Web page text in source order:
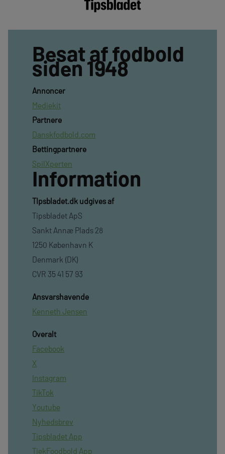
Besat af fodbold
siden 1948
Annoncer
Mediekit
Partnere
Danskfodbold.com
Bettingpartnere
SpilXperten
Information
TIpsbladet.dk udgives af
Tipsbladet ApS
Sankt Annæ Plads 28
1250 København K
Denmark (DK)
CVR 35 41 57 93
Ansvarshavende
Kenneth Jensen
Overalt
Facebook
X
Instagram
TikTok
Youtube
Nyhedsbrev
Tipsbladet App
TjekFoodbold App